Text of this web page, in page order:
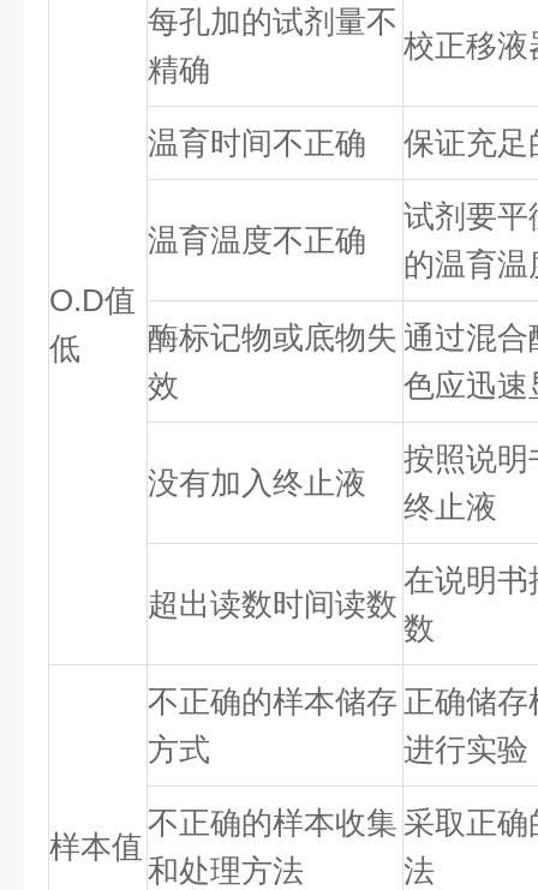
O.D值
低
每孔加的试剂量不
精确
校正移液
温育时间不正确 保证充足
温育温度不正确
试剂要平
的温育温
酶标记物或底物失
效
通过混
色应迅速
没有加入终止液
按照说明
终止液
超出读数时间读数
在说明书
数
样本值
不正确的样本储存
方式
正确储
进行实验
不正确的样本收集
和处理方法
采取正
法